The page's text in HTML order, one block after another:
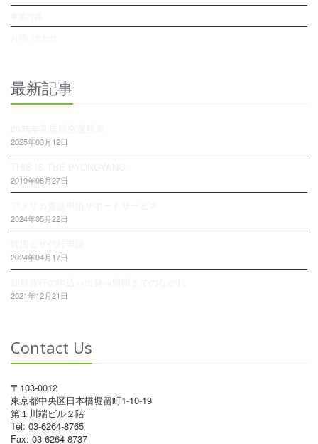
最新記事
2025年03月12日
2019年08月27日
2024年05月22日
2024年04月17日
2021年12月21日
Contact Us
〒103-0012
東京都中央区日本橋堀留町1-10-19
第１川端ビル２階
Tel: 03-6264-8765
Fax: 03-6264-8737